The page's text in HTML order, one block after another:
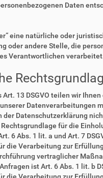
Daten
eine natürliche oder
oder andere Stelle, die
Verantwortlichen
Art. 13 DSGVO teilen wir Ihnen
Datenverarbeitungen
der Datenschutzerklärung
für die
6 Abs. 1 lit. a und Art. 7
die Verarbeitung zur
vertraglicher
ist Art. 6 Abs. 1 lit. b